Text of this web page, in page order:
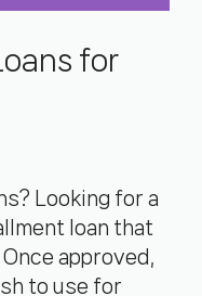
for
Looking for a
loan that
approved,
to use for